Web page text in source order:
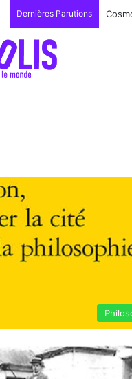
Dernières Parutions